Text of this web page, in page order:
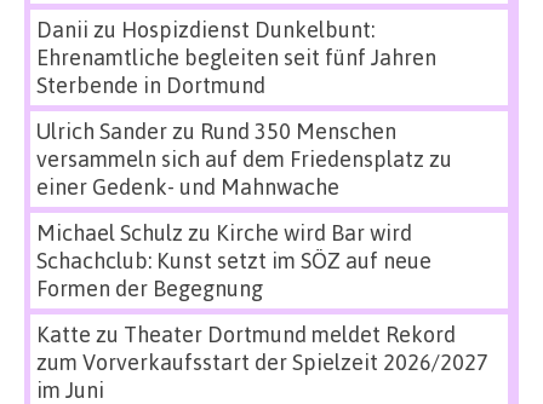
Danii zu Hospizdienst Dunkelbunt:
Ehrenamtliche begleiten seit fünf Jahren
Sterbende in Dortmund
Ulrich Sanderzu Rund 350 Menschen
versammeln sich auf dem Friedensplatz zu
einer Gedenk- und Mahnwache
Michael Schulz zu Kirche wird Bar wird
Schachclub: Kunst setzt im SÖZ auf neue
Formen der Begegnung
Katte zu Theater Dortmund meldet Rekord
zum Vorverkaufsstart der Spielzeit 2026/2027
im Juni